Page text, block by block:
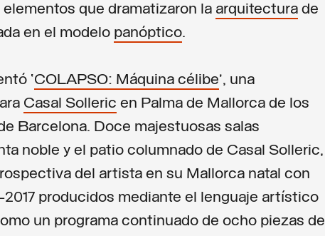
que dramatizaron la arquitectura de
en el modelo panóptico.
‘COLAPSO: Máquina célibe’, una
Casal Solleric en Palma de Mallorca de los
Barcelona. Doce majestuosas salas
noble y el patio columnado de Casal Solleric,
del artista en su Mallorca natal con
producidos mediante el lenguaje artístico
un programa continuado de ocho piezas de